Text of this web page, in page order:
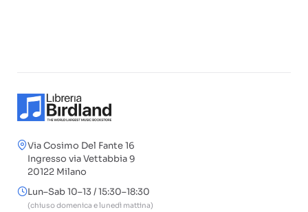
Via Cosimo Del Fante 16
Ingresso via Vettabbia 9
20122 Milano
Lun–Sab 10–13 / 15:30–18:30
(chiuso domenica e lunedì mattina)